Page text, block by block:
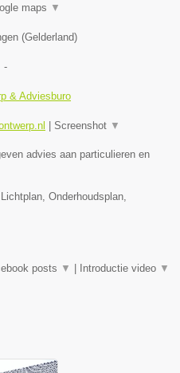
maps ▼
(Gelderland)
-
& Adviesburo
Screenshot ▼
advies aan particulieren en
Onderhoudsplan,
posts ▼ Introductie video ▼